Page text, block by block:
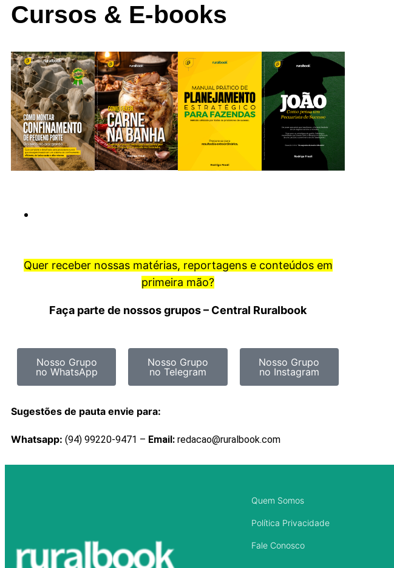
Cursos & E-books
Quer receber nossas matérias, reportagens e conteúdos em
primeira mão?
Faça parte de nossos grupos – Central Ruralbook
Nosso Grupo
no WhatsApp
Nosso Grupo
no Telegram
Nosso Grupo
no Instagram
Sugestões de pauta envie para:
Whatsapp: (94) 99220-9471 – Email: redacao@ruralbook.com
Quem Somos
Política Privacidade
Fale Conosco